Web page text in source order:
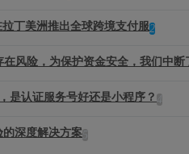
2
丁美洲推出全球跨境支付服
风险，为保护资金安全，我们中断
是认证服务号好还是小程序？
深度解决方案